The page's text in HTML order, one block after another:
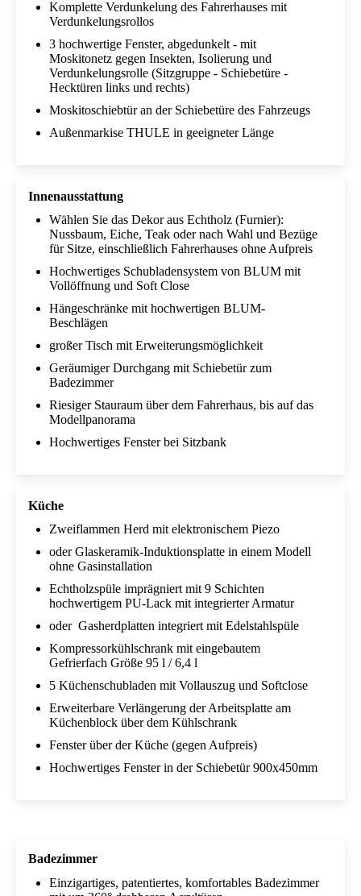
Komplette Verdunkelung des Fahrerhauses mit
Verdunkelungsrollos
3 hochwertige Fenster, abgedunkelt - mit
Moskitonetz gegen Insekten, Isolierung und
Verdunkelungsrolle (Sitzgruppe - Schiebetüre -
Hecktüren links und rechts)
Moskitoschiebtür an der Schiebetüre des Fahrzeugs
Außenmarkise THULE in geeigneter Länge
Innenausstattung
Wählen Sie das Dekor aus Echtholz (Furnier):
Nussbaum, Eiche, Teak oder nach Wahl und Bezüge
für Sitze, einschließlich Fahrerhauses ohne Aufpreis
Hochwertiges Schubladensystem von BLUM mit
Vollöffnung und Soft Close
Hängeschränke mit hochwertigen BLUM-
Beschlägen
großer Tisch mit Erweiterungsmöglichkeit
Geräumiger Durchgang mit Schiebetür zum
Badezimmer
Riesiger Stauraum über dem Fahrerhaus, bis auf das
Modellpanorama
Hochwertiges Fenster bei Sitzbank
Küche
Zweiflammen Herd mit elektronischem Piezo
oder Glaskeramik-Induktionsplatte in einem Modell
ohne Gasinstallation
Echtholzspüle imprägniert mit 9 Schichten
hochwertigem PU-Lack mit integrierter Armatur
oder Gasherdplatten integriert mit Edelstahlspüle
Kompressorkühlschrank mit eingebautem
Gefrierfach Größe 95 l / 6,4 l
5 Küchenschubladen mit Vollauszug und Softclose
Erweiterbare Verlängerung der Arbeitsplatte am
Küchenblock über dem Kühlschrank
Fenster über der Küche (gegen Aufpreis)
Hochwertiges Fenster in der Schiebetür 900x450mm
Badezimmer
Einzigartiges, patentiertes, komfortables Badezimmer